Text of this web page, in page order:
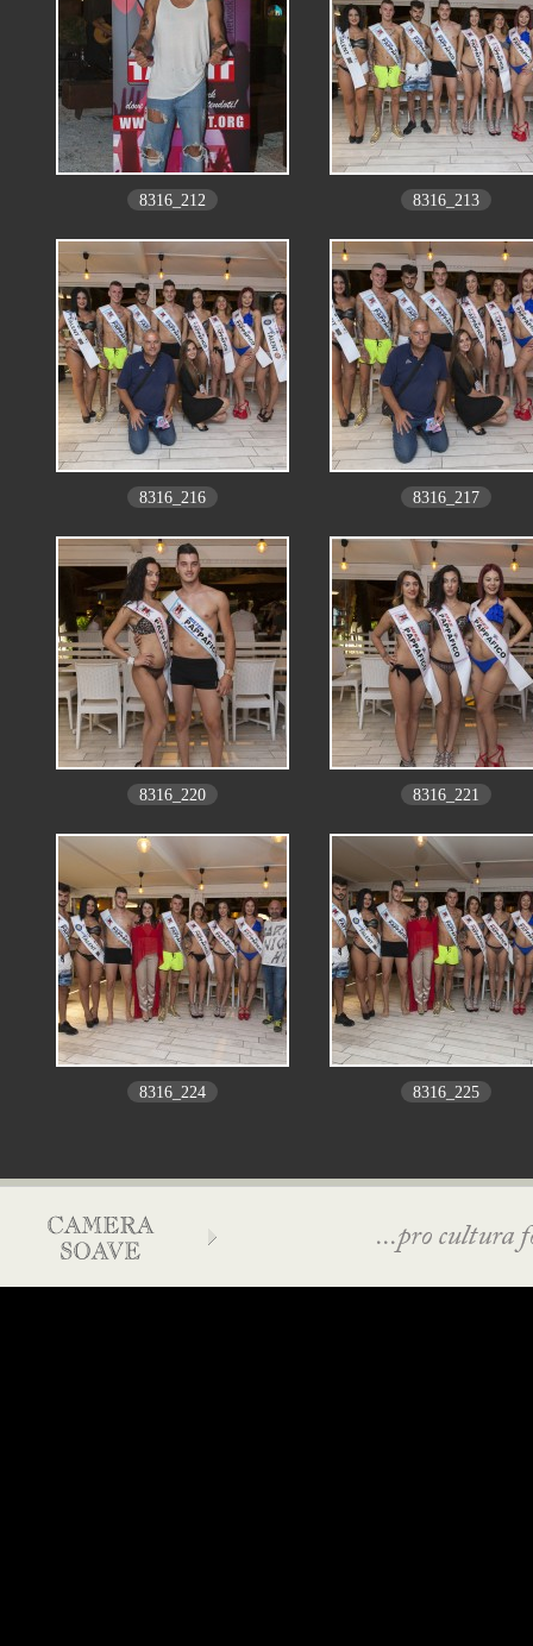
8316_212 8316_213
8316_216 8316_217
8316_220 8316_221
8316_224 8316_225